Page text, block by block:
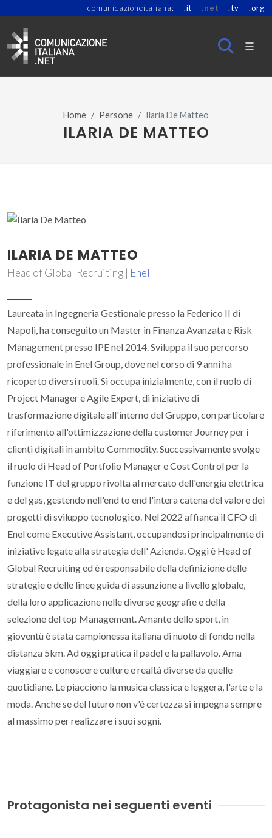
comunicazioneitaliana: .it .net .tv .org
Home Persone Ilaria De Matteo
ILARIA DE MATTEO
ILARIA DE MATTEO
Head of Global Recruiting | Enel
Laureata in Ingegneria Gestionale presso la Federico II di
Napoli, ha conseguito un Master in Finanza Avanzata e Risk
Management presso IPE nel 2014. Sviluppa il suo percorso
professionale in Enel Group, dove nel corso di 9 anni ha
ricoperto diversi ruoli. Si occupa inizialmente, con il ruolo di
Project Manager e Agile Expert, di iniziative di
trasformazione digitale all'interno del Gruppo, con particolare
riferimento all'ottimizzazione della customer Journey per i
clienti digitali in ambito Commodity. Successivamente svolge
il ruolo di Head of Portfolio Manager e Cost Control per la
funzione IT del gruppo rivolta al mercato dell'energia elettrica
e del gas, gestendo nell'end to end l'intera catena del valore dei
progetti di sviluppo tecnologico. Nel 2022 affianca il CFO di
Enel come Executive Assistant, occupandosi principalmente di
iniziative legate alla strategia dell' Azienda. Oggi è Head of
Global Recruiting ed è responsabile della definizione delle
strategie e delle linee guida di assunzione a livello globale,
della loro applicazione nelle diverse geografie e della
selezione del top Management. Amante dello sport, in
gioventù è stata campionessa italiana di nuoto di fondo nella
distanza 5km. Ad oggi pratica il padel e la pallavolo. Ama
viaggiare e conoscere culture e realtà diverse da quelle
quotidiane. Le piacciono la musica classica e leggera, l'arte e la
moda. Anche se del futuro non v'è certezza si impegna sempre
al massimo per realizzare i suoi sogni.
Protagonista nei seguenti eventi